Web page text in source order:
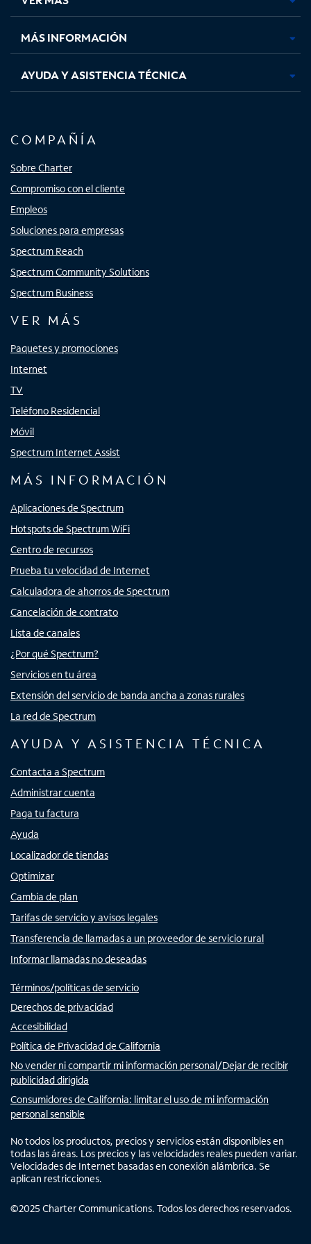
pestaña
nueva
pestaña
nueva
pestaña
nuevanueva
MÁS INFORMACIÓN
AYUDA Y ASISTENCIA TÉCNICA
COMPAÑÍA
Sobre Charter
Compromiso con el cliente
Empleos
Soluciones para empresas
Spectrum Reach
Spectrum Community Solutions
Spectrum Business
VER MÁS
Paquetes y promociones
Internet
TV
Teléfono Residencial
Móvil
Spectrum Internet Assist
MÁS INFORMACIÓN
Aplicaciones de Spectrum
Hotspots de Spectrum WiFi
Centro de recursos
Prueba tu velocidad de Internet
Calculadora de ahorros de Spectrum
Cancelación de contrato
Lista de canales
¿Por qué Spectrum?
Servicios en tu área
Extensión del servicio de banda ancha a zonas rurales
La red de Spectrum
AYUDA Y ASISTENCIA TÉCNICA
Contacta a Spectrum
Administrar cuenta
Paga tu factura
Ayuda
Localizador de tiendas
Optimizar
Cambia de plan
Tarifas de servicio y avisos legales
Transferencia de llamadas a un proveedor de servicio rural
Informar llamadas no deseadas
Términos/políticas de servicio
Derechos de privacidad
Accesibilidad
Política de Privacidad de California
No vender ni compartir mi información personal/Dejar de recibir
publicidad dirigida
Consumidores de California: limitar el uso de mi información
personal sensible
No todos los productos, precios y servicios están disponibles en
todas las áreas. Los precios y las velocidades reales pueden variar.
Velocidades de Internet basadas en conexión alámbrica. Se
aplican restricciones.
©2025 Charter Communications. Todos los derechos reservados.